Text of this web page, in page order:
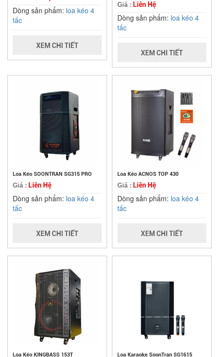
Dòng sản phẩm: loa kéo 4
tấc
XEM CHI TIẾT
Giá : Liên Hệ
Dòng sản phẩm: loa kéo 4
tấc
XEM CHI TIẾT
Loa Kéo SOONTRAN SG315 PRO
Giá : Liên Hệ
Dòng sản phẩm: loa kéo 4
tấc
XEM CHI TIẾT
Loa Kéo ACNOS TOP 430
Giá : Liên Hệ
Dòng sản phẩm: loa kéo 4
tấc
XEM CHI TIẾT
Loa Kéo KINGBASS 153T Loa Karaoke SoonTran SG1615